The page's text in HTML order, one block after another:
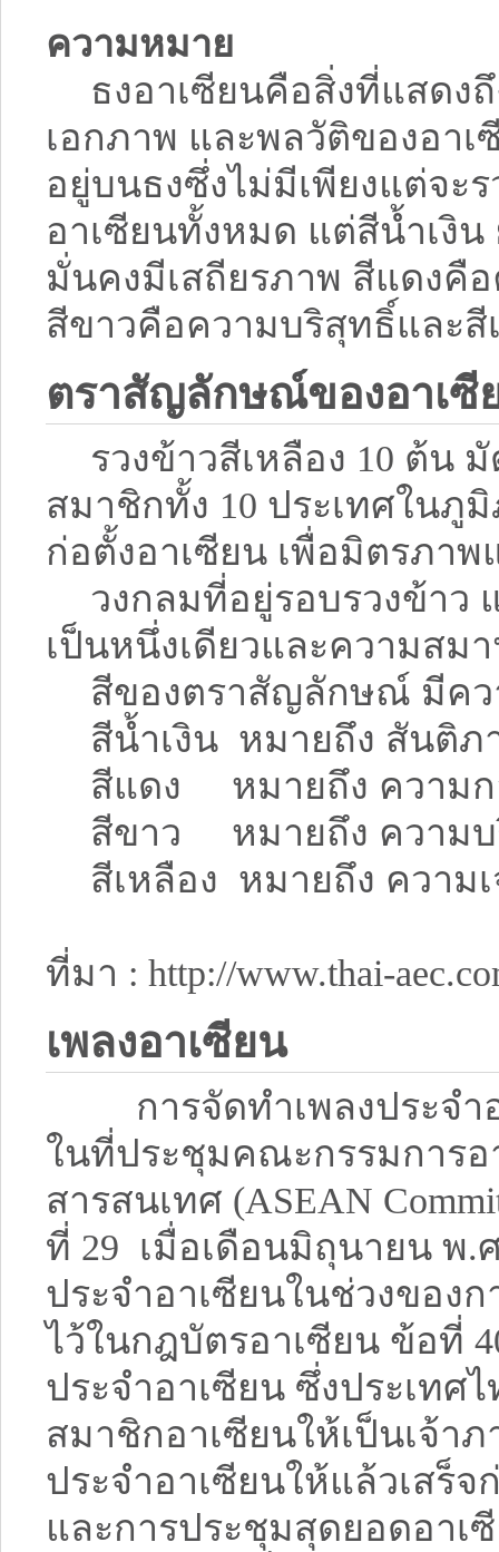
ความหมาย
ธงอาเซียนคือสิ่งที่แสดง
เอกภาพ และพลวัติของอา
อยู่บนธงซึ่งไม่มีเพียงแต่จะ
อาเซียนทั้งหมด แต่สีน้ำเงิ
มั่นคงมีเสถียรภาพ สีแดงคื
สีขาวคือความบริสุทธิ์และสี
ตราสัญลักษณ์ของอาเซี
รวงข้าวสีเหลือง 10 ต้น
สมาชิกทั้ง 10 ประเทศในภู
ก่อตั้งอาเซียน เพื่อมิตรภา
วงกลมที่อยู่รอบรวงข้าว
เป็นหนึ่งเดียวและความสม
สีของตราสัญลักษณ์ มีค
สีน้ำเงิน หมายถึง สันติ
สีแดง หมายถึง ความก
สีขาว หมายถึง ความ
สีเหลือง หมายถึง ความเ
ที่มา : http://www.thai-
เพลงอาเซียน
การจัดทำเพลงประจำอ
ในที่ประชุมคณะกรรมการ
สารสนเทศ (ASEAN
ที่ 29 เมื่อเดือนมิถุนายน พ.
ประจำอาเซียนในช่วงของ
ไว้ในกฎบัตรอาเซียน ข้อที่
ประจำอาเซียน ซึ่งประเทศ
สมาชิกอาเซียนให้เป็นเจ้า
ประจำอาเซียนให้แล้วเสร็
และการประชุมสุดยอดอาเ